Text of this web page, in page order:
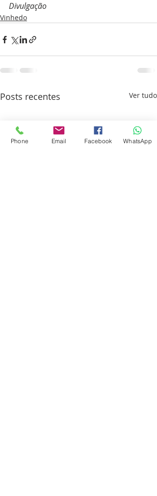
Divulgação
Vinhedo
Posts recentes Ver tudo
Phone Email Facebook WhatsApp